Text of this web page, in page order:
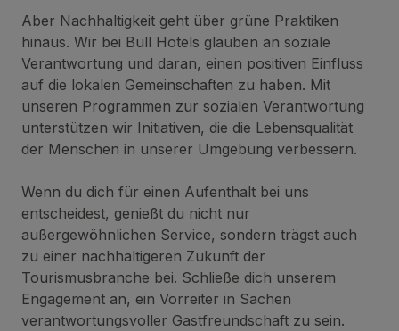
Aber Nachhaltigkeit geht über grüne Praktiken
hinaus. Wir bei Bull Hotels glauben an soziale
Verantwortung und daran, einen positiven Einfluss
auf die lokalen Gemeinschaften zu haben. Mit
unseren Programmen zur sozialen Verantwortung
unterstützen wir Initiativen, die die Lebensqualität
der Menschen in unserer Umgebung verbessern.
Wenn du dich für einen Aufenthalt bei uns
entscheidest, genießt du nicht nur
außergewöhnlichen Service, sondern trägst auch
zu einer nachhaltigeren Zukunft der
Tourismusbranche bei. Schließe dich unserem
Engagement an, ein Vorreiter in Sachen
verantwortungsvoller Gastfreundschaft zu sein.